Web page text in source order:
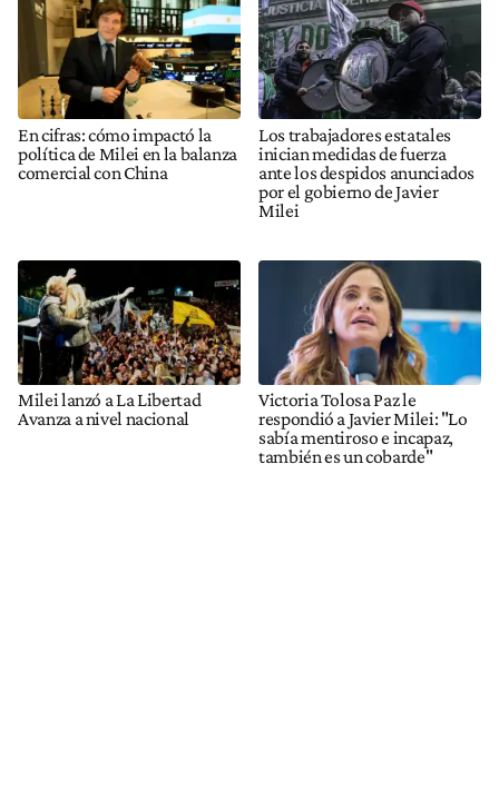
En cifras: cómo impactó la
política de Milei en la balanza
comercial con China
Los trabajadores estatales
inician medidas de fuerza
ante los despidos anunciados
por el gobierno de Javier
Milei
Milei lanzó a La Libertad
Avanza a nivel nacional
Victoria Tolosa Paz le
respondió a Javier Milei: "Lo
sabía mentiroso e incapaz,
también es un cobarde"